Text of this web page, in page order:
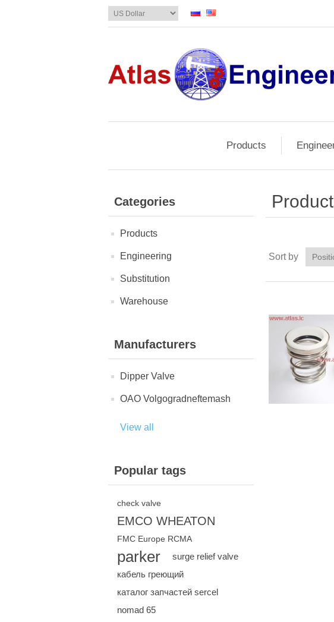
Products
Categories
Products
Engineering
Substitution
Warehouse
Manufacturers
Dipper Valve
OAO Volgogradneftemash
View all
Popular tags
check valve
EMCO WHEATON
FMC Europe RCMA
parker
surge relief valve
кабель греющий
каталог запчастей sercel
nomad 65
Sort by